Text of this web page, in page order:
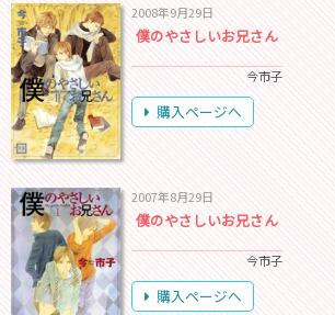
2008年9月29日
僕のやさしいお兄さん
今市子
購入ページへ
2007年8月29日
僕のやさしいお兄さん
今市子
購入ページへ